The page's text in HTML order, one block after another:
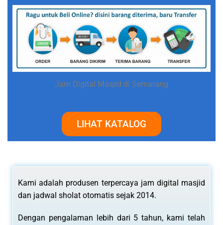
Jam Digital Masjid di Semarang
LIHAT KATALOG
Kami adalah produsen terpercaya jam digital masjid
dan jadwal sholat otomatis sejak 2014.
Dengan pengalaman lebih dari 5 tahun, kami telah